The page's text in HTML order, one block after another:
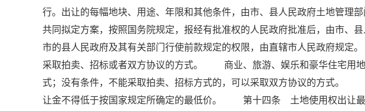
行。出让的每幅地块、用途、年限和其他条件，由市、县人民政府土地管理
共同拟定方案，按照国务院规定，报经有批准权的人民政府批准后，由市
市的县人民政府及其有关部门行使前款规定的权限，由直辖市人民政府
采取拍卖、招标或者双方协议的方式。 商业、旅游、娱乐和豪华住宅用地
式；没有条件，不能采取拍卖、招标方式的，可以采取双方协议的方式。
让金不得低于按国家规定所确定的最低价。 第十四条 土地使用权出